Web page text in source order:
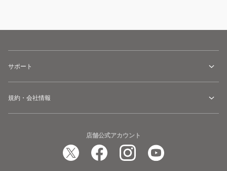
サポート
規約・会社情報
店舗公式アカウント